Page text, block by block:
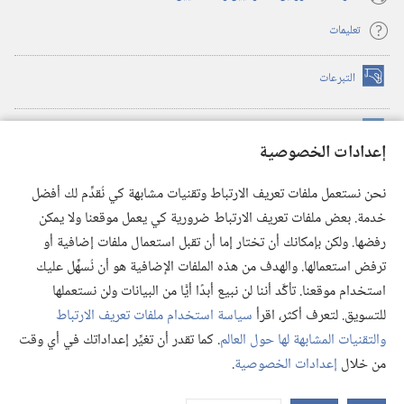
إعدادات الخصوصية
نحن نستعمل ملفات تعريف الارتباط وتقنيات مشابهة كي نُقدِّم لك أفضل
خدمة. بعض ملفات تعريف الارتباط ضرورية كي يعمل موقعنا ولا يمكن
رفضها. ولكن بإمكانك أن تختار إما أن تقبل استعمال ملفات إضافية أو
ترفض استعمالها. والهدف من هذه الملفات الإضافية هو أن نُسهِّل عليك
استخدام موقعنا. تأكَّد أننا لن نبيع أبدًا أيًّا من البيانات ولن نستعملها
للتسويق. لتعرف أكثر، اقرأسياسة استخدام ملفات تعريف الارتباط
والتقنيات المشابهة لها حول العالم. كما تقدر أن تغيِّر إعداداتك في أي وقت
من خلال إعدادات الخصوصية.
تعليمات
التبرعات (يفتح
نافذة
(يفتح
نافذة
(يفتح
نافذة
جديدة) تطبيق ®
JW Library
مكتبة برج المراقبة
© 2026 .Watch Tower Bible and Tract Society of Pennsylvania
شروط الاستخدام |